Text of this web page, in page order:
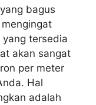
bagus
tersedia
akan sangat
per meter
Hal
adalah